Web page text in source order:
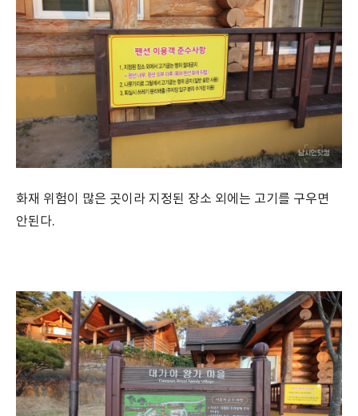
화재 위험이 많은 곳이라 지정된 장소 외에는 고기를 구우면
안된다.